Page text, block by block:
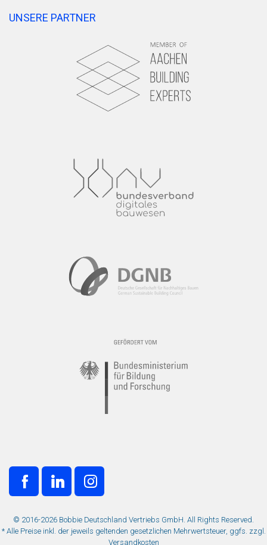
UNSERE PARTNER
© 2016-2026 Bobbie Deutschland Vertriebs GmbH. All Rights Reserved.
* Alle Preise inkl. der jeweils geltenden gesetzlichen Mehrwertsteuer, ggfs. zzgl.
Versandkosten